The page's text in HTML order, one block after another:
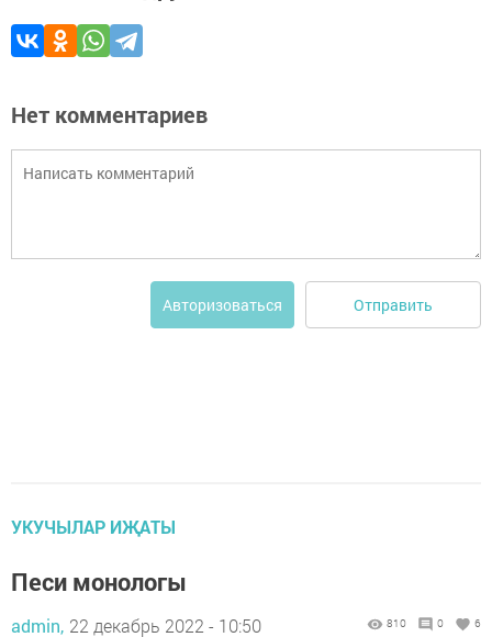
Нет комментариев
Авторизоваться Отправить
УКУЧЫЛАР ИҖАТЫ
Песи монологы
admin, 22 декабрь 2022 - 10:50 810 0 6